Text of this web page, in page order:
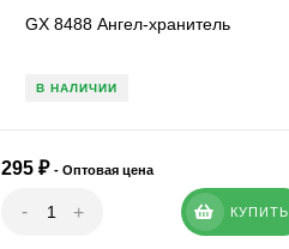
GX 8488 Ангел-хранитель
В НАЛИЧИИ
295 ₽ - Оптовая цена
- + КУПИТЬ